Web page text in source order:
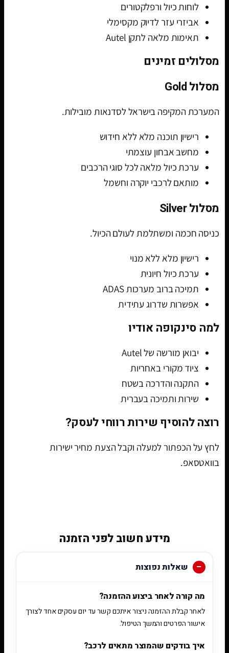
לוחות כיול ורפלקטורים
אביזרי עזר לדיוק מקסימלי
תאימות מלאה לתקן Autel
מסלולים זמינים
מסלול Gold
המערכת המקיפה בישראל לסדנאות מובילות.
רישיון תוכנה מלא ללא חידוש
מחשב אבחון עוצמתי
ערכת כיול מלאה לכל סוגי הרכבים
מותאם לרכבי יוקרה וחשמל
מסלול Silver
כניסה חכמה ומשתלמת לעולם הכיול.
רישיון מלא ללא מנוי
ערכת כיול חיונית
תמיכה ברוב מערכות ADAS
אפשרות שדרוג עתידית
למה סינקופה אודיו
יבואן מורשה של Autel
ציוד מקורי באחריות
התקנה והדרכה בשטח
שירות ותמיכה בעברית
רוצה להוסיף שירות רווחי לעסק?
לחץ על הכפתור למעלה וקבל הצעת מחיר ישירות
בוואטסאפ.
מידע חשוב לפני הזמנה
שאלות נפוצות
מה קורה לאחר ביצוע ההזמנה?
לאחר קבלת ההזמנה ניצור איתכם קשר עד יום עסקים אחד לצורך
אישור הפרטים והמשך הטיפול.
איך בודקים שהמוצר מתאים לרכב?